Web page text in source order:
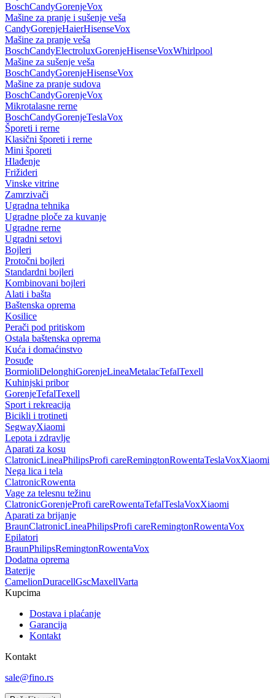
BoschCandyGorenjeVox
Mašine za pranje i sušenje veša
CandyGorenjeHaierHisenseVox
Mašine za pranje veša
BoschCandyElectroluxGorenjeHisenseVoxWhirlpool
Mašine za sušenje veša
BoschCandyGorenjeHisenseVox
Mašine za pranje sudova
BoschCandyGorenjeVox
Mikrotalasne rerne
BoschCandyGorenjeTeslaVox
Šporeti i rerne
Klasični šporeti i rerne
Mini šporeti
Hlađenje
Frižideri
Vinske vitrine
Zamrzivači
Ugradna tehnika
Ugradne ploče za kuvanje
Ugradne rerne
Ugradni setovi
Bojleri
Protočni bojleri
Standardni bojleri
Kombinovani bojleri
Alati i bašta
Baštenska oprema
Kosilice
Perači pod pritiskom
Ostala baštenska oprema
Kuća i domaćinstvo
Posuđe
BormioliDelonghiGorenjeLineaMetalacTefalTexell
Kuhinjski pribor
GorenjeTefalTexell
Sport i rekreacija
Bicikli i trotineti
SegwayXiaomi
Lepota i zdravlje
Aparati za kosu
ClatronicLineaPhilipsProfi careRemingtonRowentaTeslaVoxXiaomi
Nega lica i tela
ClatronicRowenta
Vage za telesnu težinu
ClatronicGorenjeProfi careRowentaTefalTeslaVoxXiaomi
Aparati za brijanje
BraunClatronicLineaPhilipsProfi careRemingtonRowentaVox
Epilatori
BraunPhilipsRemingtonRowentaVox
Dodatna oprema
Baterije
CamelionDuracellGscMaxellVarta
Kupcima
Dostava i plaćanje
Garancija
Kontakt
Kontakt
sale@fino.rs